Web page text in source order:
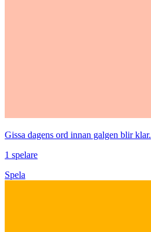
Gissa dagens ord innan galgen blir klar.
1 spelare
Spela